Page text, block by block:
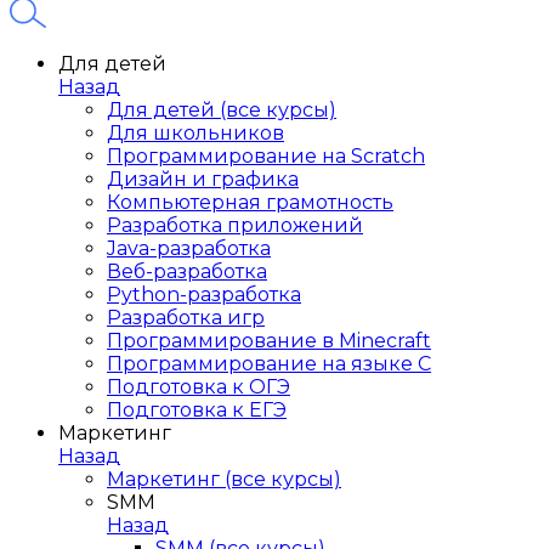
Для детей
Назад
Для детей (все курсы)
Для школьников
Программирование на Scratch
Дизайн и графика
Компьютерная грамотность
Разработка приложений
Java-разработка
Веб-разработка
Python-разработка
Разработка игр
Программирование в Minecraft
Программирование на языке C
Подготовка к ОГЭ
Подготовка к ЕГЭ
Маркетинг
Назад
Маркетинг (все курсы)
SMM
Назад